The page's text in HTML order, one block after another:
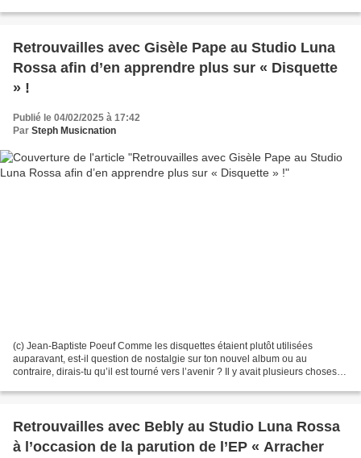
Retrouvailles avec Gisèle Pape au Studio Luna
Rossa afin d’en apprendre plus sur « Disquette
» !
Publié le 04/02/2025 à 17:42
Par Steph Musicnation
(c) Jean-Baptiste Poeuf Comme les disquettes étaient plutôt utilisées
auparavant, est-il question de nostalgie sur ton nouvel album ou au
contraire, dirais-tu qu’il est tourné vers l’avenir ? Il y avait plusieurs choses
Retrouvailles avec Bebly au Studio Luna Rossa
à l’occasion de la parution de l’EP « Arracher